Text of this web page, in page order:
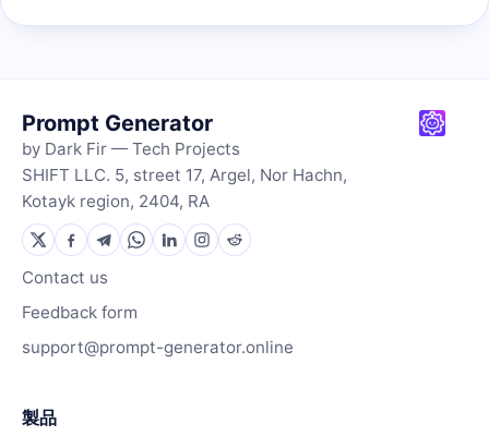
Prompt Generator
by Dark Fir — Tech Projects
SHIFT LLC. 5, street 17, Argel, Nor Hachn,
Kotayk region, 2404, RA
Contact us
Feedback form
support@prompt-generator.online
製品